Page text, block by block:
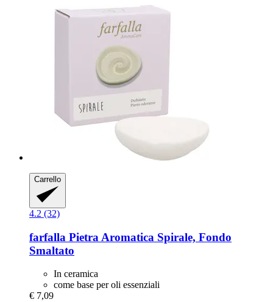
Carrello
4.2 (32)
farfalla Pietra Aromatica Spirale, Fondo
Smaltato
In ceramica
come base per oli essenziali
€ 7,09